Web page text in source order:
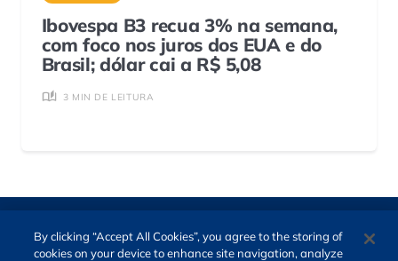
Ibovespa B3 recua 3% na semana,
com foco nos juros dos EUA e do
Brasil; dólar cai a R$ 5,08
3 MIN DE LEITURA
By clicking “Accept All Cookies”, you agree to the storing of
cookies on your device to enhance site navigation, analyze